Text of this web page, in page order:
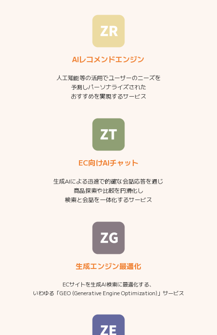
AIレコメンドエンジン
人工知能等の活用でユーザーのニーズを
予測しパーソナライズされた
おすすめを実現するサービス
EC向けAIチャット
生成AIによる迅速で的確な会話応答を通じ
商品探索や比較を円滑化し
検索と会話を一体化するサービス
生成エンジン最適化
ECサイトを生成AI検索に最適化する、
いわゆる「GEO (Generative Engine Optimization)」サービス